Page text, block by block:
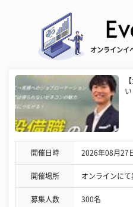
オンラインイ
開催日時 2026年08月27
開催場所 オンラインにて
募集人数 300名